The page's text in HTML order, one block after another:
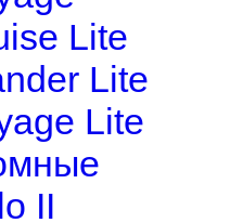
Lite
Lite
Lite
II